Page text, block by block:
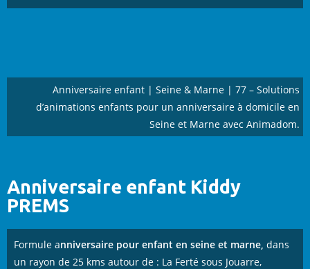
Anniversaire enfant | Seine & Marne | 77 – Solutions
d’animations enfants pour un anniversaire à domicile en
Seine et Marne avec Animadom.
Anniversaire enfant Kiddy
PREMS
Formule anniversaire pour enfant en seine et marne, dans
un rayon de 25 kms autour de : La Ferté sous Jouarre,